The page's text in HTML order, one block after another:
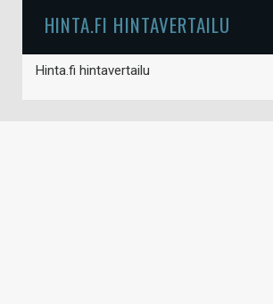
HINTA.FI HINTAVERTAILU
Hinta.fi hintavertailu